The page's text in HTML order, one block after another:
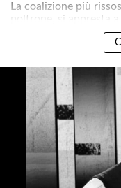
La coalizione più
poltrone, si appresta